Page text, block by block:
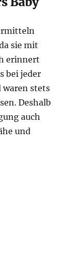
sie mit
erinnert
bei jeder
waren stets
Deshalb
auch
und